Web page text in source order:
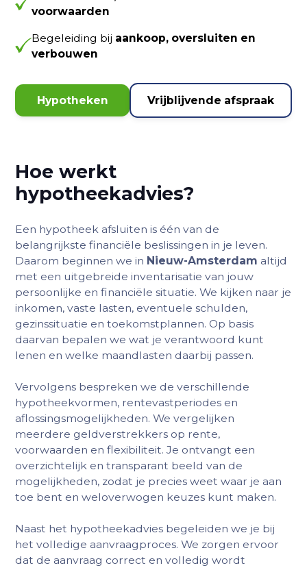
voorwaarden
Begeleiding bij aankoop, oversluiten en
verbouwen
Hypotheken Vrijblijvende afspraak
Hoe werkt
hypotheekadvies?
Een hypotheek afsluiten is één van de
belangrijkste financiële beslissingen in je leven.
Daarom beginnen we in Nieuw-Amsterdam altijd
met een uitgebreide inventarisatie van jouw
persoonlijke en financiële situatie. We kijken naar je
inkomen, vaste lasten, eventuele schulden,
gezinssituatie en toekomstplannen. Op basis
daarvan bepalen we wat je verantwoord kunt
lenen en welke maandlasten daarbij passen.
Vervolgens bespreken we de verschillende
hypotheekvormen, rentevastperiodes en
aflossingsmogelijkheden. We vergelijken
meerdere geldverstrekkers op rente,
voorwaarden en flexibiliteit. Je ontvangt een
overzichtelijk en transparant beeld van de
mogelijkheden, zodat je precies weet waar je aan
toe bent en weloverwogen keuzes kunt maken.
Naast het hypotheekadvies begeleiden we je bij
het volledige aanvraagproces. We zorgen ervoor
dat de aanvraag correct en volledig wordt